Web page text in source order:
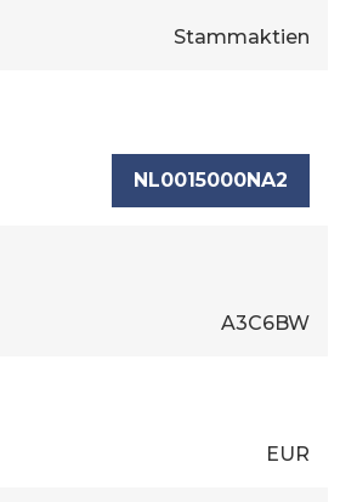
Stammaktien
NL0015000NA2
A3C6BW
EUR